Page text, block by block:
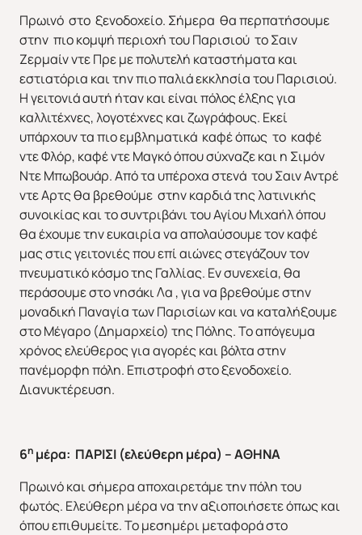
ΕΥΡΩΠΗ ΑΜΕΡΙΚΗ
Πρωινό στο ξενοδοχείο. Σήμερα θα περπατήσουμε
στην πιο κομψή περιοχή του Παρισιού το Σαιν
Ζερμαίν ντε Πρε με πολυτελή καταστήματα και
εστιατόρια και την πιο παλιά εκκλησία του Παρισιού.
Η γειτονιά αυτή ήταν και είναι πόλος έλξης για
καλλιτέχνες, λογοτέχνες και ζωγράφους. Εκεί
υπάρχουν τα πιο εμβληματικά καφέ όπως το καφέ
ντε Φλόρ, καφέ ντε Μαγκό όπου σύχναζε και η Σιμόν
Ντε Μπωβουάρ. Από τα υπέροχα στενά του Σαιν Αντρέ
ντε Αρτς θα βρεθούμε στην καρδιά της λατινικής
συνοικίας και το συντριβάνι του Αγίου Μιχαήλ όπου
θα έχουμε την ευκαιρία να απολαύσουμε τον καφέ
μας στις γειτονιές που επί αιώνες στεγάζουν τον
πνευματικό κόσμο της Γαλλίας. Εν συνεχεία, θα
περάσουμε στο νησάκι Λα , για να βρεθούμε στην
μοναδική Παναγία των Παρισίων και να καταλήξουμε
στο Μέγαρο (Δημαρχείο) της Πόλης. Το απόγευμα
χρόνος ελεύθερος για αγορές και βόλτα στην
πανέμορφη πόλη. Επιστροφή στο ξενοδοχείο.
Διανυκτέρευση.
6η μέρα: ΠΑΡΙΣΙ (ελεύθερη μέρα) – ΑΘΗΝΑ
Πρωινό και σήμερα αποχαιρετάμε την πόλη του
φωτός. Ελεύθερη μέρα να την αξιοποιήσετε όπως και
όπου επιθυμείτε. Το μεσημέρι μεταφορά στο